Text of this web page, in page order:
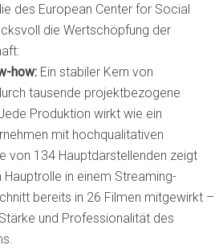
des European Center for Social
die Wertschöpfung der
how: Ein stabiler Kern von
tausende projektbezogene
Produktion wirkt wie ein
mit hochqualitativen
von 134 Hauptdarstellenden zeigt
in einem Streaming-
bereits in 26 Filmen mitgewirkt –
und Professionalität des